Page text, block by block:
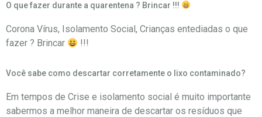
O que fazer durante a quarentena ? Brincar !!!
Corona Vírus, Isolamento Social, Crianças entediadas o que
fazer ? Brincar
!!!
Você sabe como descartar corretamente o lixo contaminado?
Em tempos de Crise e isolamento social é muito importante
sabermos a melhor maneira de descartar os resíduos que